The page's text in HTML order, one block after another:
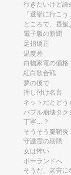
行きたいけど諦
「選挙に行こ
ところで、昼飯
電子版の新聞
足指矯正
温度差
白物家電の価格
紅白歌合戦
夢の後で
押し付け名言
ネットだとどう
バブル崩壊タク
丁寧…？
そうそう腱鞘炎
守護霊の期限
女は怖い
ポーランドへ
そうだ、老害に